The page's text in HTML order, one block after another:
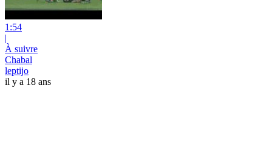
1:54
|
À suivre
Chabal
leptijo
il y a 18 ans